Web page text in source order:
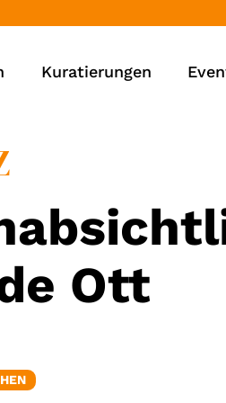
Kuratierungen
Ott